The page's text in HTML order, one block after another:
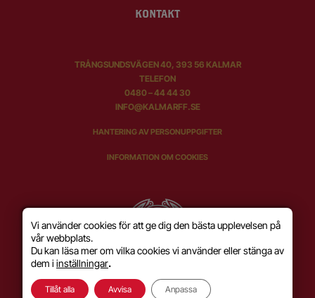
KONTAKT
TRÅNGSUNDSVÄGEN 40, 393 56 KALMAR
TELEFON
0480 – 44 44 30
INFO@KALMARFF.SE
HANTERING AV PERSONUPPGIFTER
INFORMATION OM COOKIES
Vi använder cookies för att ge dig den bästa upplevelsen på
vår webbplats.
Du kan läsa mer om vilka cookies vi använder eller stänga av
dem i inställningar.
Tillåt alla Avvisa Anpassa